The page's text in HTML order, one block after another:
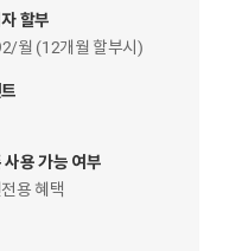
할부
월 (12개월 할부시)
사용 가능 여부
용 혜택